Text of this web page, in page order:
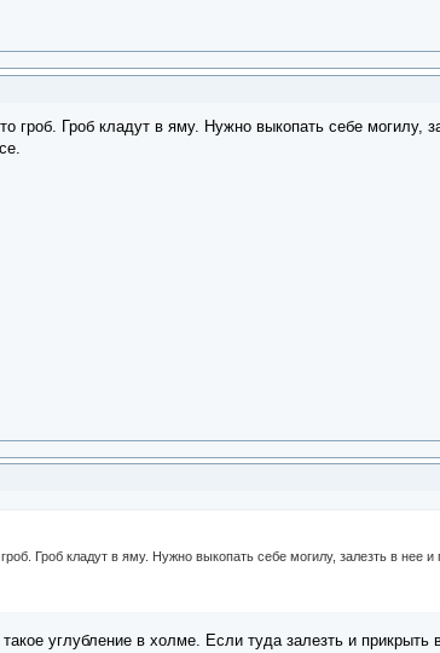
Гроб кладут в яму. Нужно выкопать себе могилу,
Гроб кладут в яму. Нужно выкопать себе могилу, залезть в нее
углубление в холме. Если туда залезть и